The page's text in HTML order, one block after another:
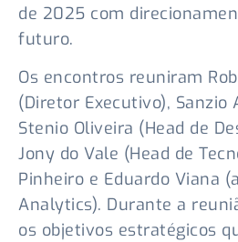
de 2025 com
futuro.
Os encontros reuniram
(Diretor Executivo), Sanzio
Stenio Oliveira (Head de
Jony do Vale (Head de
Pinheiro e Eduardo Viana
Analytics). Durante a
os objetivos estratégicos